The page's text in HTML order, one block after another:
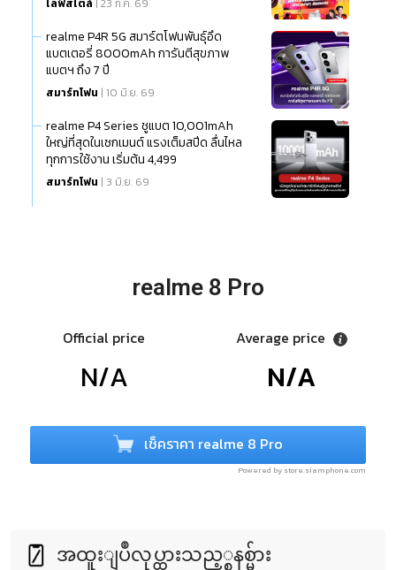
ไลฟ์สไตล์ | 23 ก.ค. 69
realme P4R 5G สมาร์ตโฟนพันธุ์อึด
แบตเตอรี่ 8000mAh การันตีสุขภาพ
แบตฯ ถึง 7 ปี
สมาร์ทโฟน | 10 มิ.ย. 69
realme P4 Series ชูแบต 10,001mAh
ใหญ่ที่สุดในเซกเมนต์ แรงเต็มสปีด ลื่นไหล
ทุกการใช้งาน เริ่มต้น 4,499
สมาร์ทโฟน | 3 มิ.ย. 69
realme 8 Pro
Official price
N/A
Average price
N/A
เช็คราคา realme 8 Pro
Powered by store.siamphone.com
အထူးျပဳလုပ္ထားသည့္စနစ္မ်ား